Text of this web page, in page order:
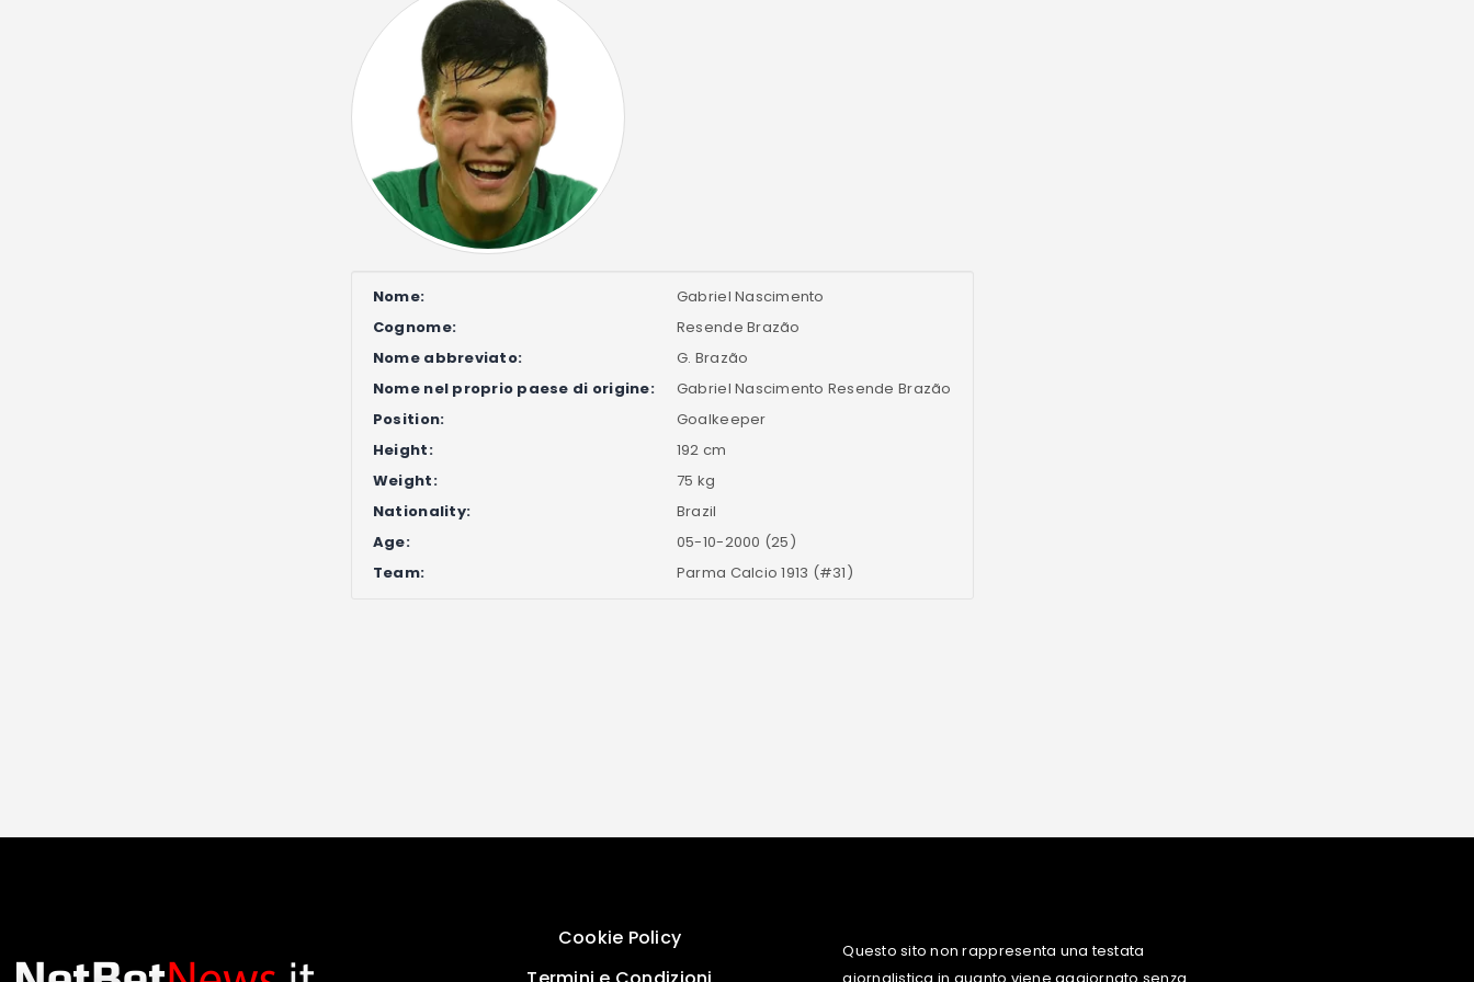
Nome:
Gabriel Nascimento
Cognome:
Resende Brazão
Nome abbreviato:
G. Brazão
Nome nel proprio paese di origine:
Gabriel Nascimento Resende Brazão
Position:
Goalkeeper
Height:
192 cm
Weight:
75 kg
Nationality:
Brazil
Age:
05-10-2000 (25)
Team:
Parma Calcio 1913 (#31)
Cookie Policy
Questo sito non rappresenta una testata